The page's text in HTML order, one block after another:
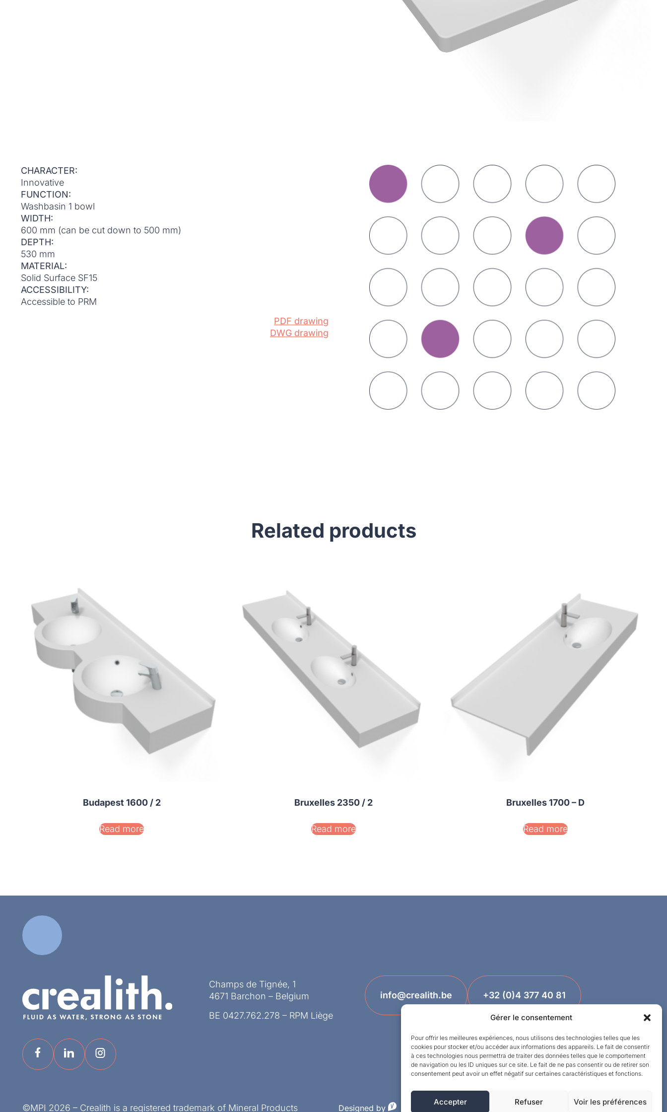
Gérer le consentement
Pour offrir les meilleures expériences, nous utilisons des technologies telles que les
cookies pour stocker et/ou accéder aux informations des appareils. Le fait de consentir
à ces technologies nous permettra de traiter des données telles que le comportement
de navigation ou les ID uniques sur ce site. Le fait de ne pas consentir ou de retirer son
consentement peut avoir un effet négatif sur certaines caractéristiques et fonctions.
Accepter Refuser Voir les préférences
CHARACTER:
Innovative
FUNCTION:
Washbasin 1 bowl
WIDTH:
600 mm (can be cut down to 500 mm)
DEPTH:
530 mm
MATERIAL:
Solid Surface SF15
ACCESSIBILITY:
Accessible to PRM
PDF drawing
DWG drawing
Related products
Budapest 1600 / 2
Read more
Bruxelles 2350 / 2
Read more
Bruxelles 1700 – D
Read more
Champs de Tignée, 1
4671 Barchon – Belgium
BE 0427.762.278 – RPM Liège
info@crealith.be +32 (0)4 377 40 81
©MPI 2026 – Crealith is a registered trademark of Mineral Products Designed by